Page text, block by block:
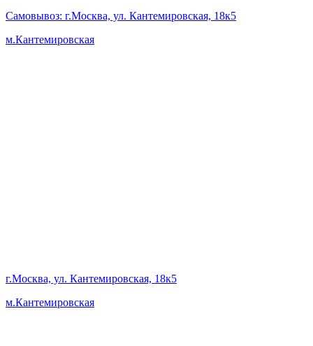
Самовывоз: г.Москва, ул. Кантемировская, 18к5
м.Кантемировская
г.Москва, ул. Кантемировская, 18к5
м.Кантемировская